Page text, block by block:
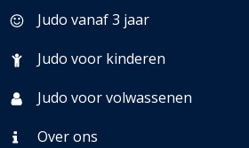
Judo vanaf 3 jaar
Judo voor kinderen
Judo voor volwassenen
Over ons